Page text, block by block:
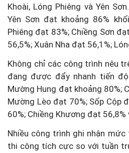
Khoài, Lóng Phiêng và Yên
Yên Sơn đạt khoảng 86%
Phiêng đạt 83%; Chiềng Sơn
56,5%; Xuân Nha đạt 56,1%;
Không chỉ các công trình nêu
đang được đẩy nhanh tiến
Mường Hung đạt khoảng 80%;
Mường Lèo đạt 70%; Sốp Cộp
60%; Chiềng Khương đạt
Nhiều công trình ghi nhận
thi công tích cực so với tuần